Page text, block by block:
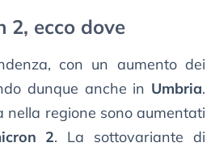
2, ecco dove
con un aumento dei
dunque anche in Umbria.
nella regione sono aumentati
2. La sottovariante di